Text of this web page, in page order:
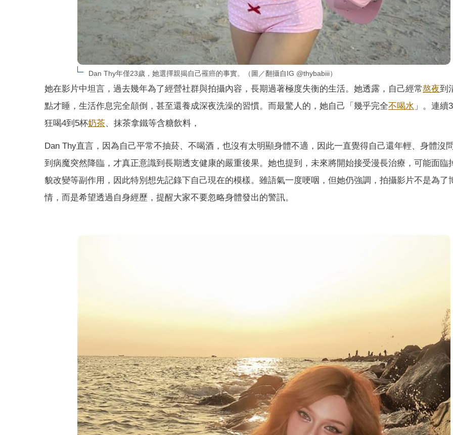
Dan Thy年僅23歲，她選擇親揭自己罹癌的事實。（圖／翻攝自IG @thybabiii）
她在影片中坦言，過去幾年為了經營社群與拍攝內容，長期過著極度失衡的生活。她透露，自己經常熬夜到
點才睡，生活作息完全顛倒，甚至還養成深夜洗澡的習慣。而最驚人的，她自己「幾乎完全不喝水 」。連續
狂喝4到5杯奶茶、抹茶拿鐵等含糖飲料，
Dan Thy直言，因為自己平常不抽菸、不喝酒，也沒有太明顯身體不適，因此一直覺得自己還年輕、身體沒
到病魔突然降臨，才真正意識到長期透支健康的嚴重後果。她也提到，未來將開始接受漫長治療，可能面臨
貌改變等副作用，因此特別想先記錄下自己現在的模樣。雖語氣一度哽咽，但她仍強調，拍攝影片不是為了
情，而是希望透過自身經歷，提醒大家不要忽略身體發出的警訊。